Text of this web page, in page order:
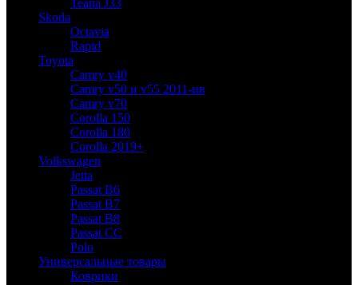
Teana J33
Skoda
Octavia
Rapid
Toyota
Camry v40
Camry v50 и v55 2011-нв
Camry v70
Corolla 150
Corolla 180
Corolla 2019+
Volkswagen
Jetta
Passat B6
Passat B7
Passat B8
Passat CC
Polo
Универсальные товары
Коврики